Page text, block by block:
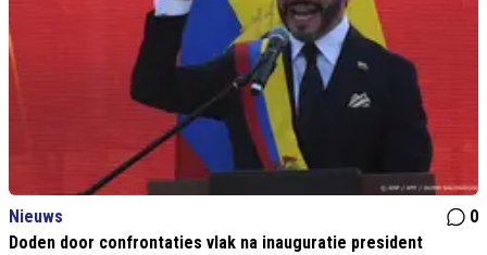
Nieuws
0
Doden door confrontaties vlak na inauguratie president